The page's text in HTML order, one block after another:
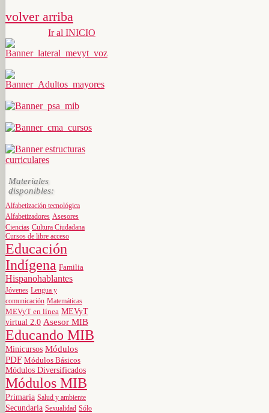
volver arriba
Ir al INICIO
Materiales
disponibles:
Alfabetización tecnológica
Alfabetizadores Asesores
Ciencias Cultura Ciudadana
Cursos de libre acceso
Educación
Indígena Familia
Hispanohablantes
Jóvenes Lengua y
comunicación Matemáticas
MEVyT en línea MEVyT
virtual 2.0 Asesor MIB
Educando MIB
Minicursos Módulos
PDF Módulos Básicos
Módulos Diversificados
Módulos MIB
Primaria Salud y ambiente
Secundaria Sexualidad Sólo